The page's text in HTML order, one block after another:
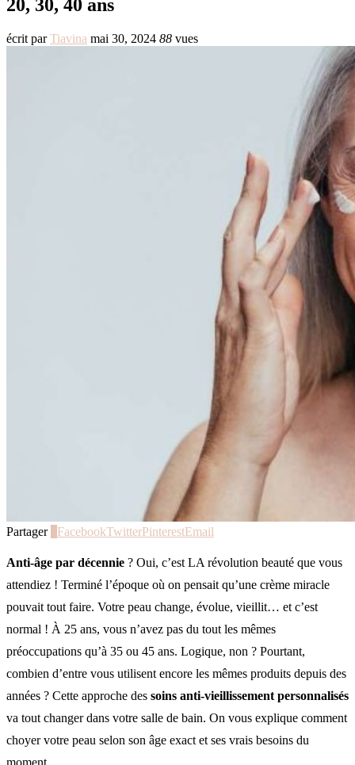
20, 30, 40 ans
écrit parTiavina mai 30, 2024 88 vues
Partager FacebookTwitterPinterestEmail
Anti-âge par décennie ? Oui, c’est LA révolution beauté que vous
attendiez ! Terminé l’époque où on pensait qu’une crème miracle
pouvait tout faire. Votre peau change, évolue, vieillit… et c’est
normal ! À 25 ans, vous n’avez pas du tout les mêmes
préoccupations qu’à 35 ou 45 ans. Logique, non ? Pourtant,
combien d’entre vous utilisent encore les mêmes produits depuis des
années ? Cette approche des soins anti-vieillissement personnalisés
va tout changer dans votre salle de bain. On vous explique comment
choyer votre peau selon son âge exact et ses vrais besoins du
moment.